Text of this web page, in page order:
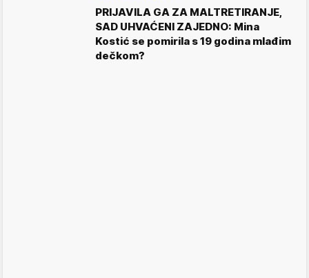
PRIJAVILA GA ZA MALTRETIRANJE,
SAD UHVAĆENI ZAJEDNO: Mina
Kostić se pomirila s 19 godina mlađim
dečkom?